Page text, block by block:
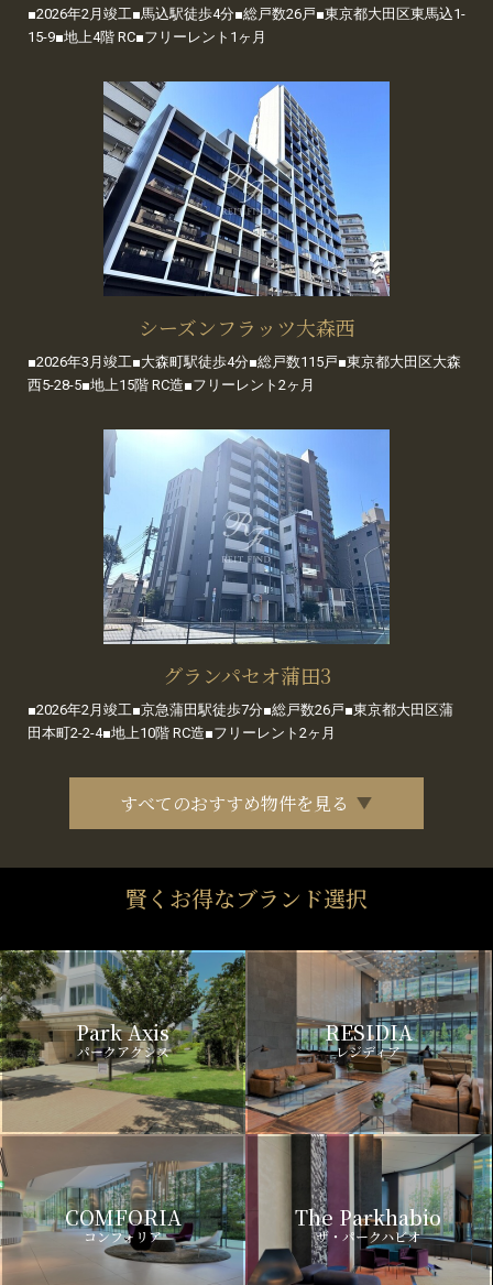
■2026年2月竣工■馬込駅徒歩4分■総戸数26戸■東京都大田区東馬込1-
15-9■地上4階 RC■フリーレント1ヶ月
シーズンフラッツ大森西
■2026年3月竣工■大森町駅徒歩4分■総戸数115戸■東京都大田区大森
西5-28-5■地上15階 RC造■フリーレント2ヶ月
グランパセオ蒲田3
■2026年2月竣工■京急蒲田駅徒歩7分■総戸数26戸■東京都大田区蒲
田本町2-2-4■地上10階 RC造■フリーレント2ヶ月
すべてのおすすめ物件を見る
賢くお得なブランド選択
Park Axis
パークアクシス
RESIDIA
レジディア
COMFORIA
コンフォリア
The Parkhabio
ザ・パークハビオ